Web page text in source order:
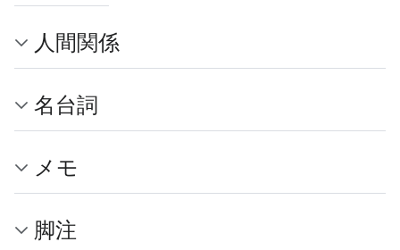
人間関係
名台詞
メモ
脚注